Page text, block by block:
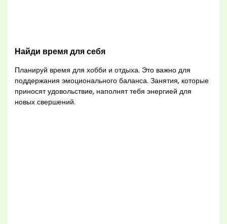
Найди время для себя
Планируй время для хобби и отдыха. Это важно для
поддержания эмоционального баланса. Занятия, которые
приносят удовольствие, наполнят тебя энергией для
новых свершений.